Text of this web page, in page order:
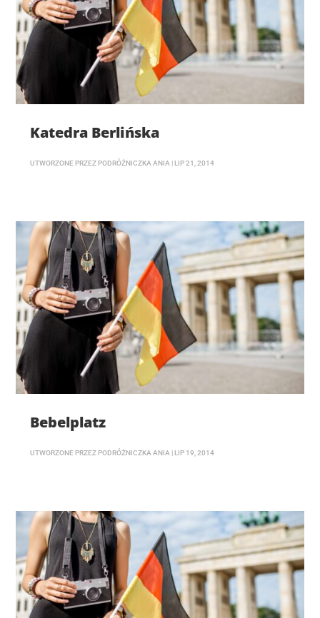
Katedra Berlińska
UTWORZONE PRZEZ PODRÓŻNICZKA ANIA LIP 21, 2014
Bebelplatz
UTWORZONE PRZEZ PODRÓŻNICZKA ANIA | LIP 19, 2014